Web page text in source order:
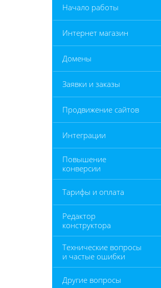
Начало работы
Интернет магазин
Домены
Заявки и заказы
Продвижение сайтов
Интеграции
Повышение
конверсии
Тарифы и оплата
Редактор
конструктора
Технические вопросы
и частые ошибки
Другие вопросы